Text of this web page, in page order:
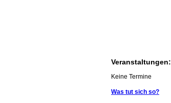
Veranstaltungen:
Keine Termine
Was tut sich so?